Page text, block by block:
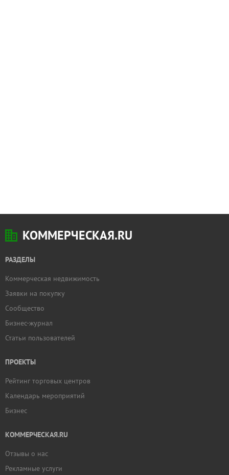
КОММЕРЧЕСКАЯ.RU
РАЗДЕЛЫ
Коммерческая недвижимость
Заявки на покупку
Сообщество
Бизнес-журнал
Статьи пользователей
ПРОЕКТЫ
Рейтинг торговых центров
Календарь мероприятий
Бизнес
КОММЕРЧЕСКАЯ.RU
Отзывы о нас
Рекламные услуги